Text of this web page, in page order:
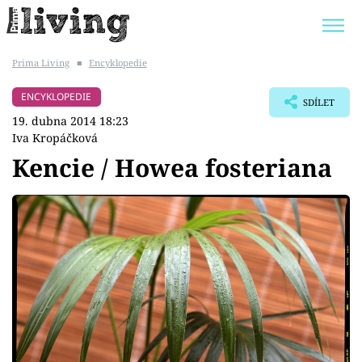
BYDLENÍ SLAVNÝCH
Témata
Bydlení
Zahrada
Design
Prima Living ■ Encyklopedie
ENCYKLOPEDIE
19. dubna 2014 18:23
Iva Kropáčková
SDÍLET
Kencie / Howea fosteriana